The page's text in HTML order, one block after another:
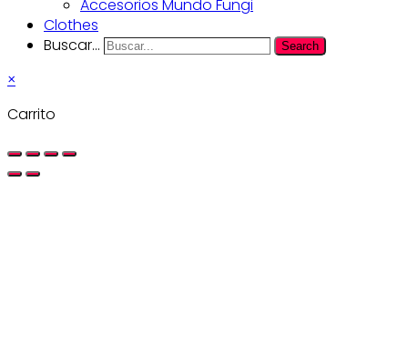
Accesorios Mundo Fungi
Clothes
Buscar...
Search
×
Carrito